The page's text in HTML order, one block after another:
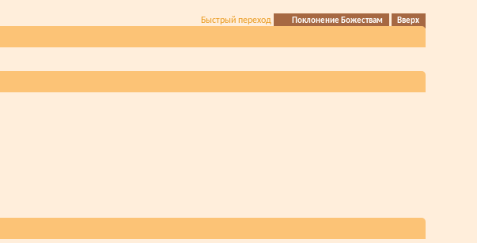
Быстрый переход Поклонение Божествам Вверх